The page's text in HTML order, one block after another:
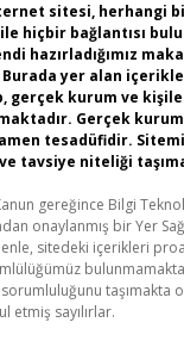
sitesi, herhangi
hiçbir bağlantısı
hazırladığımız
Burada yer alan
gerçek kurum ve
Gerçek
tesadüfidir.
tavsiye niteliği
gereğince Bilgi
onaylanmış bir Yer
sitedeki içerikleri
taşımakta
etmiş sayılırlar.